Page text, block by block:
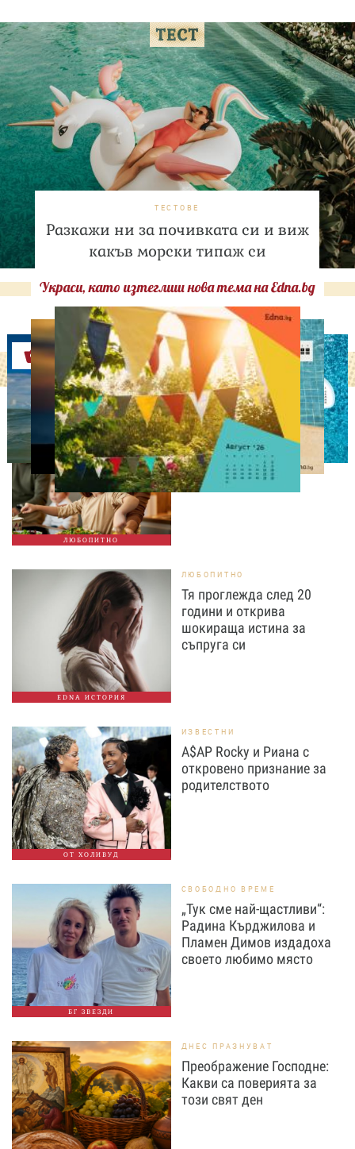
ТЕСТОВЕ
Разкажи ни за почивката си и виж
какъв морски типаж си
Украси, като изтеглиш нова тема на Edna.bg
Оферти
ЛЮБОПИТНО
ЛЮБОПИТНО
Тайната на добрата
вечеря не се крие в
сложната рецепта
EDNA ИСТОРИЯ
ЛЮБОПИТНО
Тя проглежда след 20
години и открива
шокираща истина за
съпруга си
ОТ ХОЛИВУД
ИЗВЕСТНИ
A$AP Rocky и Риана с
откровено признание за
родителството
БГ ЗВЕЗДИ
СВОБОДНО ВРЕМЕ
„Тук сме най-щастливи“:
Радина Кърджилова и
Пламен Димов издадоха
своето любимо място
ДНЕС ПРАЗНУВАТ
Преображение Господне:
Какви са поверията за
този свят ден